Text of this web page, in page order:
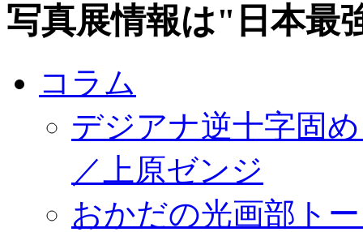
写真展情報は"日本最
コラム
デジアナ逆十字固
／上原ゼンジ
おかだの光画部ト